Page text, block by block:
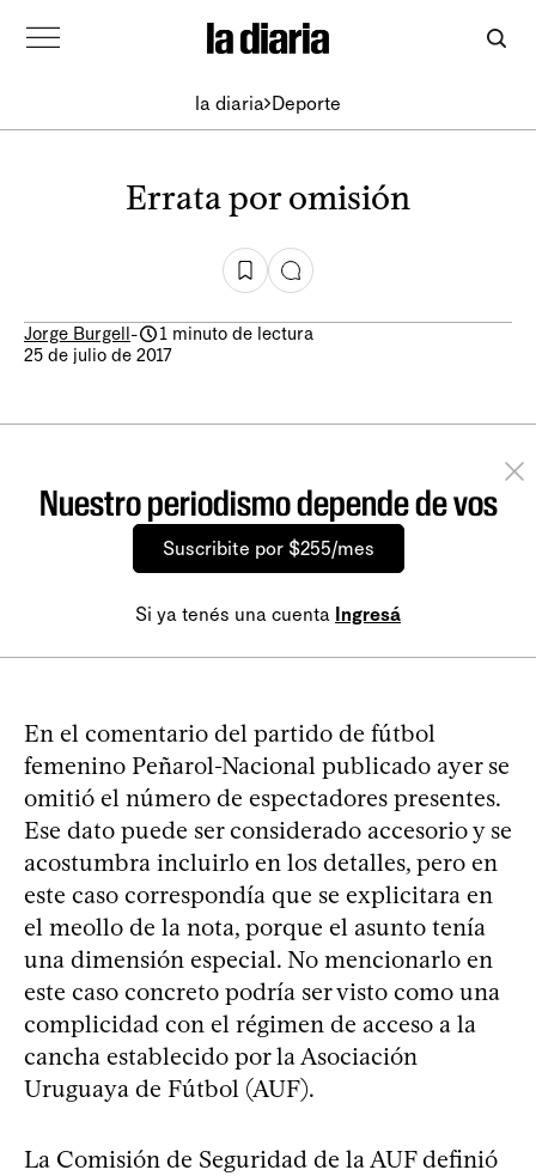
la diaria Deporte
Errata por omisión
Jorge Burgell-
1 minuto de lectura
25 de julio de 2017
Nuestro periodismo depende de vos
Suscribite por $255/mes
Si ya tenés una cuenta Ingresá
En el comentario del partido de fútbol
femenino Peñarol-Nacional publicado ayer se
omitió el número de espectadores presentes.
Ese dato puede ser considerado accesorio y se
acostumbra incluirlo en los detalles, pero en
este caso correspondía que se explicitara en
el meollo de la nota, porque el asunto tenía
una dimensión especial. No mencionarlo en
este caso concreto podría ser visto como una
complicidad con el régimen de acceso a la
cancha establecido por la Asociación
Uruguaya de Fútbol (AUF).
La Comisión de Seguridad de la AUF definió